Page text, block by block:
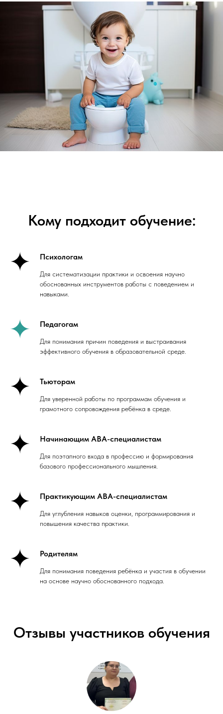
Кому подходит обучение:
Психологам
Для систематизации практики и освоения научно
обоснованных инструментов работы с поведением и
навыками.
Педагогам
Для понимания причин поведения и выстраивания
эффективного обучения в образовательной среде.
Тьюторам
Для уверенной работы по программам обучения и
грамотного сопровождения ребёнка в среде.
Начинающим ABA-специалистам
Для поэтапного входа в профессию и формирования
базового профессионального мышления.
Практикующим ABA-специалистам
Для углубления навыков оценки, программирования и
повышения качества практики.
Родителям
Для понимания поведения ребёнка и участия в обучении
на основе научно обоснованного подхода.
Отзывы участников обучения